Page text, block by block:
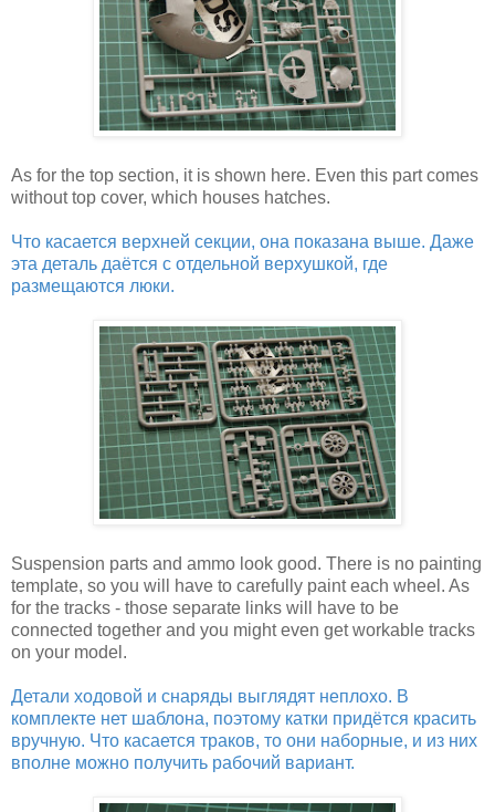
As for the top section, it is shown here. Even this part comes
without top cover, which houses hatches.
Что касается верхней секции, она показана выше. Даже
эта деталь даётся с отдельной верхушкой, где
размещаются люки.
Suspension parts and ammo look good. There is no painting
template, so you will have to carefully paint each wheel. As
for the tracks - those separate links will have to be
connected together and you might even get workable tracks
on your model.
Детали ходовой и снаряды выглядят неплохо. В
комплекте нет шаблона, поэтому катки придётся красить
вручную. Что касается траков, то они наборные, и из них
вполне можно получить рабочий вариант.